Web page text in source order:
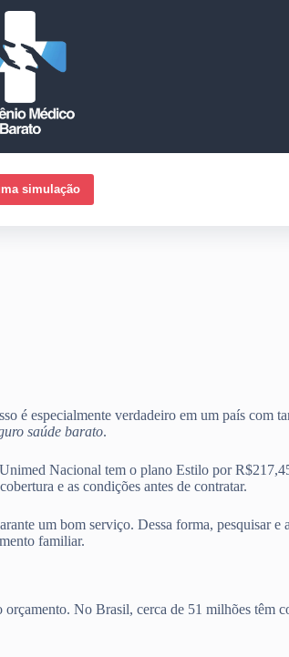
simulação
é especialmente verdadeiro em um país com
saúde barato.
Nacional tem o plano Estilo por
e as condições antes de contratar.
um bom serviço. Dessa forma, pesquisar
familiar.
No Brasil, cerca de 51 milhões têm